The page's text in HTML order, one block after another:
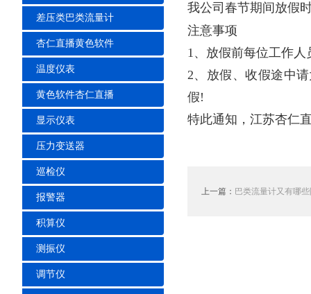
差压类巴类流量计
杏仁直播黄色软件
温度仪表
黄色软件杏仁直播
显示仪表
压力变送器
巡检仪
报警器
积算仪
测振仪
调节仪
我公司春节期间放假
注意事项
1、放假前每位工作人
2、放假、收假
假!
特此通知，江苏杏
上一篇： 巴类流量计又有哪些